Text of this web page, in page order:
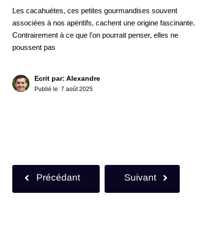
Les cacahuètes, ces petites gourmandises souvent
associées à nos apéritifs, cachent une origine fascinante.
Contrairement à ce que l’on pourrait penser, elles ne
poussent pas
Ecrit par: Alexandre
Publié le: 7 août 2025
Précédant Suivant